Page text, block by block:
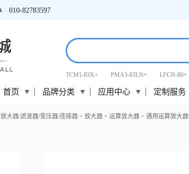
010-82783597
TCM1-83X+ PMA3-83LN+ LFCN-80+
首页 品牌分类 应用中心 定制服务
放大器/滤波器/变压器/连接器 > 放大器 > 运算放大器 > 通用运算放大器